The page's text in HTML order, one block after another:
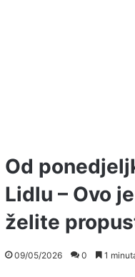
Od
Lidlu – Ovo
želite
09/05/2026 0 1